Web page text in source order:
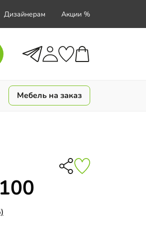
Дизайнерам Акции %
Мебель на заказ